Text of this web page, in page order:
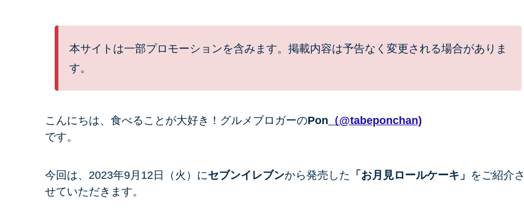
本サイトは一部プロモーションを含みます。掲載内容は予告なく変更される場合がありま
す。
こんにちは、 食べることが大好き！グルメブロガーのPon （@tabeponchan)
です。
今回は、2023年9月12日（火）にセブンイレブンから発売した 「 お月見ロールケーキ 」 をご紹介さ
せていただきます。